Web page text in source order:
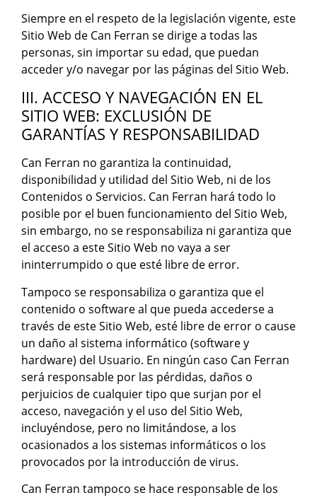
Siempre en el respeto de la legislación vigente, este
Sitio Web de Can Ferran se dirige a todas las
personas, sin importar su edad, que puedan
acceder y/o navegar por las páginas del Sitio Web.
III. ACCESO Y NAVEGACIÓN EN EL
SITIO WEB: EXCLUSIÓN DE
GARANTÍAS Y RESPONSABILIDAD
Can Ferran no garantiza la continuidad,
disponibilidad y utilidad del Sitio Web, ni de los
Contenidos o Servicios. Can Ferran hará todo lo
posible por el buen funcionamiento del Sitio Web,
sin embargo, no se responsabiliza ni garantiza que
el acceso a este Sitio Web no vaya a ser
ininterrumpido o que esté libre de error.
Tampoco se responsabiliza o garantiza que el
contenido o software al que pueda accederse a
través de este Sitio Web, esté libre de error o cause
un daño al sistema informático (software y
hardware) del Usuario. En ningún caso Can Ferran
será responsable por las pérdidas, daños o
perjuicios de cualquier tipo que surjan por el
acceso, navegación y el uso del Sitio Web,
incluyéndose, pero no limitándose, a los
ocasionados a los sistemas informáticos o los
provocados por la introducción de virus.
Can Ferran tampoco se hace responsable de los